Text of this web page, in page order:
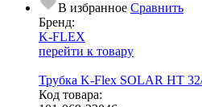
В избранное Сравнить
Бренд:
K-FLEX
перейти к товару
Трубка K-Flex SOLAR HT
Код товара: